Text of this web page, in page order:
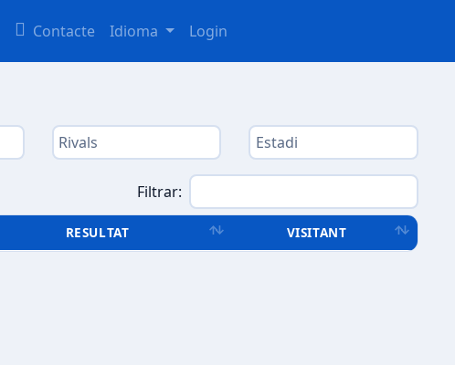
Contacte Idioma Login
Filtrar:
RESULTAT VISITANT